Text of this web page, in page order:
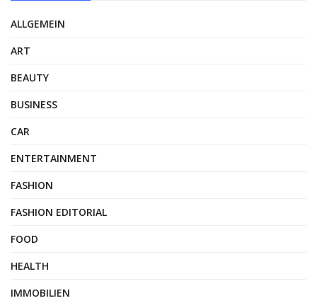
ALLGEMEIN
ART
BEAUTY
BUSINESS
CAR
ENTERTAINMENT
FASHION
FASHION EDITORIAL
FOOD
HEALTH
IMMOBILIEN